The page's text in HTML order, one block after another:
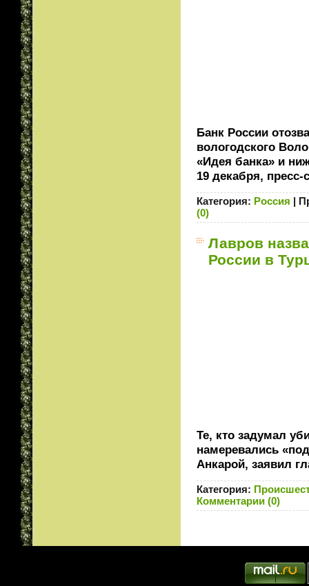
Банк России
вологодского
«Идея банка» и
19 декабря,
Категория: Россия |
(0)
Лавров
России в
Те, кто задумал
намеревались
Анкарой, заявил
Категория:
Комментарии (0)